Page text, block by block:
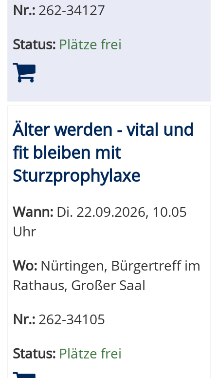
Nr.: 262-34127
Status: Plätze frei
Älter werden - vital und
fit bleiben mit
Sturzprophylaxe
Wann: Di. 22.09.2026, 10.05
Uhr
Wo: Nürtingen, Bürgertreff im
Rathaus, Großer Saal
Nr.: 262-34105
Status: Plätze frei